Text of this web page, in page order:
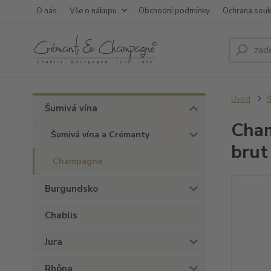
O nás Vše o nákupu Obchodní podmínky Ochrana
Šumivá vína
Šumivá vína a Crémanty
Champagne
Burgundsko
Chablis
Jura
Rhôna
Úvod
brut